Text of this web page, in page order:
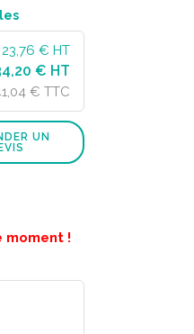
23,76 € HT
€ HT
€ TTC
UN
moment !